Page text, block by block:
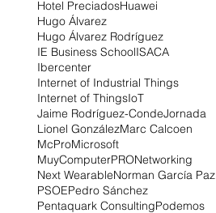
Hotel PreciadosHuawei
Hugo Álvarez
Hugo Álvarez Rodríguez
IE Business SchoolISACA
Ibercenter
Internet of Industrial Things
Internet of ThingsIoT
Jaime Rodríguez-CondeJornada
Lionel GonzálezMarc Calcoen
McProMicrosoft
MuyComputerPRONetworking
Next WearableNorman García Paz
PSOEPedro Sánchez
Pentaquark ConsultingPodemos